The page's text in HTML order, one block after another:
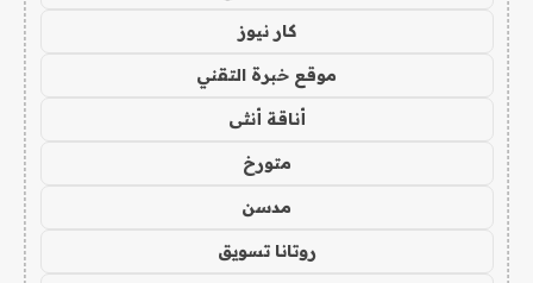
كار نيوز
موقع خبرة التقني
أناقة أنثى
متورخ
مدسن
روتانا تسويق